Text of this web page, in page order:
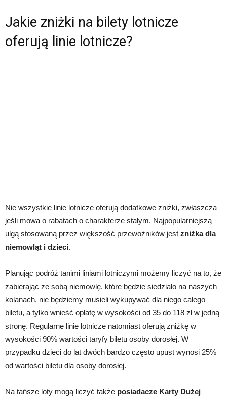
Jakie zniżki na bilety lotnicze
oferują linie lotnicze?
Nie wszystkie linie lotnicze oferują dodatkowe zniżki, zwłaszcza
jeśli mowa o rabatach o charakterze stałym. Najpopularniejszą
ulgą stosowaną przez większość przewoźników jest zniżka dla
niemowląt i dzieci.
Planując podróż tanimi liniami lotniczymi możemy liczyć na to, że
zabierając ze sobą niemowlę, które będzie siedziało na naszych
kolanach, nie będziemy musieli wykupywać dla niego całego
biletu, a tylko wnieść opłatę w wysokości od 35 do 118 zł w jedną
stronę. Regularne linie lotnicze natomiast oferują zniżkę w
wysokości 90% wartości taryfy biletu osoby dorosłej. W
przypadku dzieci do lat dwóch bardzo często upust wynosi 25%
od wartości biletu dla osoby dorosłej.
Na tańsze loty mogą liczyć także posiadacze Karty Dużej